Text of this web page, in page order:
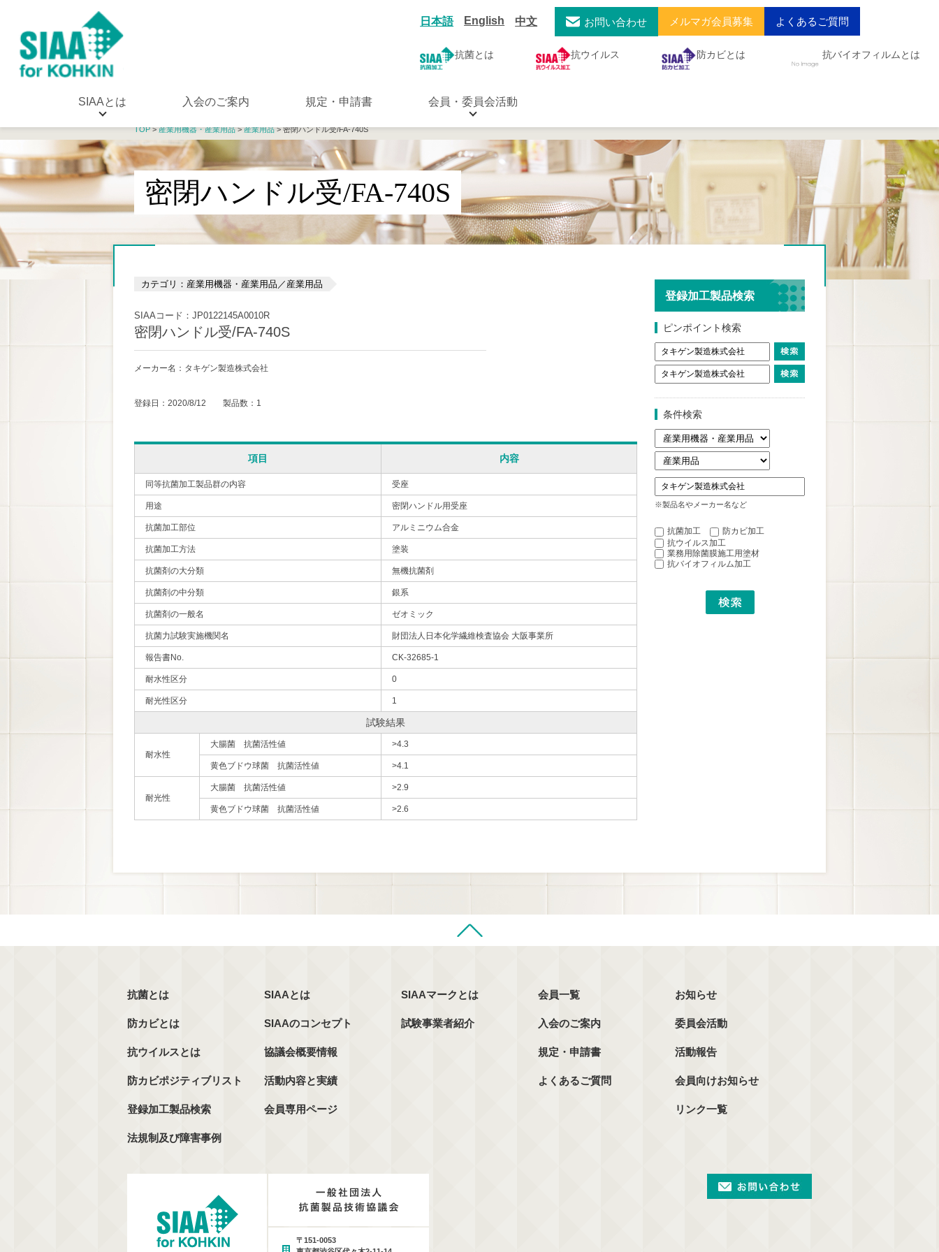
日本語 English 中文 お問い合わせ メルマガ会員募集 よくあるご質問
抗菌とは 抗ウイルス 防カビとは 抗バイオフィルムとは
SIAAとは 入会のご案内 規定・申請書 会員・委員会活動
TOP>産業用機器・産業用品>産業用品> 密閉ハンドル受/FA-740S
密閉ハンドル受/FA-740S
カテゴリ：産業用機器・産業用品／産業用品
SIAAコード：JP0122145A0010R
密閉ハンドル受/FA-740S
メーカー名：タキゲン製造株式会社
登録日：2020/8/12 製品数：1
項目 内容
同等抗菌加工製品群の内容 受座
用途 密閉ハンドル用受座
抗菌加工部位 アルミニウム合金
抗菌加工方法 塗装
抗菌剤の大分類 無機抗菌剤
抗菌剤の中分類 銀系
抗菌剤の一般名 ゼオミック
抗菌力試験実施機関名 財団法人日本化学繊維検査協会 大阪事業所
報告書No. CK-32685-1
耐水性区分 0
耐光性区分 1
試験結果
耐水性
大腸菌 抗菌活性値 >4.3
黄色ブドウ球菌 抗菌活性値 >4.1
耐光性
大腸菌 抗菌活性値 >2.9
黄色ブドウ球菌 抗菌活性値 >2.6
登録加工製品検索
ピンポイント検索
条件検索
※製品名やメーカー名など
抗菌加工
防カビ加工
抗ウイルス加工
業務用除菌膜施工用塗材
抗バイオフィルム加工
抗菌とは
防カビとは
抗ウイルスとは
防カビポジティブリスト
登録加工製品検索
法規制及び障害事例
SIAAとは
SIAAのコンセプト
協議会概要情報
活動内容と実績
会員専用ページ
SIAAマークとは
試験事業者紹介
会員一覧
入会のご案内
規定・申請書
よくあるご質問
お知らせ
委員会活動
活動報告
会員向けお知らせ
リンク一覧
〒151-0053